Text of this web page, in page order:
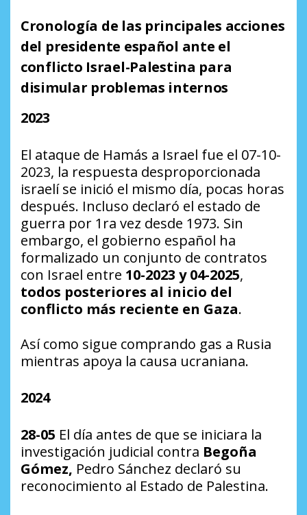
Cronología de las principales acciones
del presidente español ante el
conflicto Israel-Palestina para
disimular problemas internos
2023
El ataque de Hamás a Israel fue el 07-10-
2023, la respuesta desproporcionada
israelí se inició el mismo día, pocas horas
después. Incluso declaró el estado de
guerra por 1ra vez desde 1973. Sin
embargo, el gobierno español ha
formalizado un conjunto de contratos
con Israel entre 10-2023 y 04-2025,
todos posteriores al inicio del
conflicto más reciente en Gaza.
Así como sigue comprando gas a Rusia
mientras apoya la causa ucraniana.
2024
28-05 El día antes de que se iniciara la
investigación judicial contra Begoña
Gómez, Pedro Sánchez declaró su
reconocimiento al Estado de Palestina.